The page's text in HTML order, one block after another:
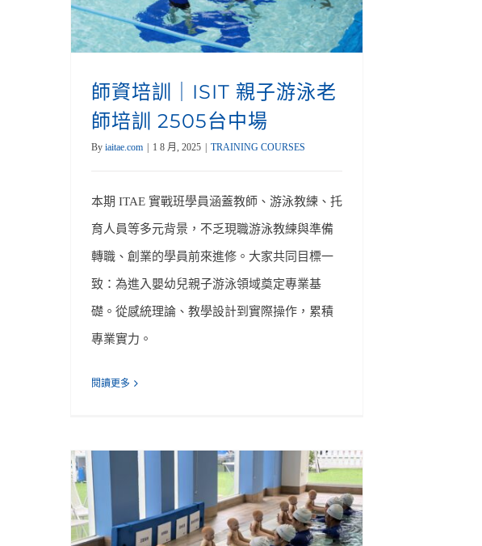
師資培訓｜ISIT 親子游泳老
師培訓 2505台中場
By iaitae.com 1 8 月, 2025 TRAINING COURSES
本期 ITAE 實戰班學員涵蓋教師、游泳教練、托
育人員等多元背景，不乏現職游泳教練與準備
轉職、創業的學員前來進修。大家共同目標一
致：為進入嬰幼兒親子游泳領域奠定專業基
礎。從感統理論、教學設計到實際操作，累積
專業實力。
閱讀更多